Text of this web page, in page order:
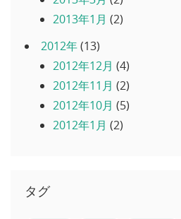
2013年1月 (2)
2012年(13)
2012年12月 (4)
2012年11月 (2)
2012年10月 (5)
2012年1月 (2)
タグ